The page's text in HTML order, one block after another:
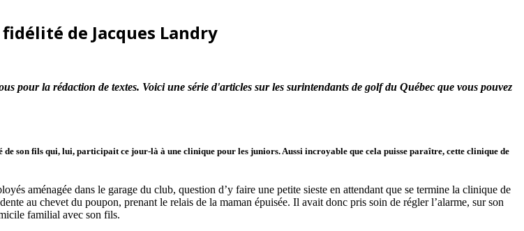
de Jacques Landry
pour la rédaction de textes. Voici une série d'articles sur les surintendants de golf du Québec que vous pouvez
son fils qui, lui, participait ce jour-là à une clinique pour les juniors. Aussi incroyable que cela puisse paraître, cette clinique de
aménagée dans le garage du club, question d’y faire une petite sieste en attendant que se termine la clinique de
au chevet du poupon, prenant le relais de la maman épuisée. Il avait donc pris soin de régler l’alarme, sur son
familial avec son fils.